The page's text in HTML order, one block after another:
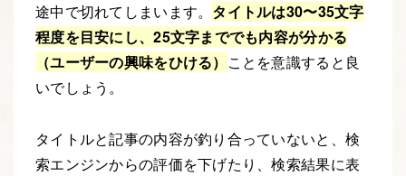
途中で切れてしまいます。 タイトルは30〜35文字
程度を目安にし、25文字まででも内容が分かる
（ユーザーの興味をひける） ことを意識すると良
いでしょう。
タイトルと記事の内容が釣り合っていないと、検
索エンジンからの評価を下げたり、検索結果に表